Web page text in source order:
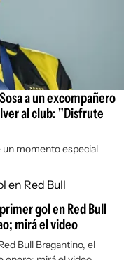
a un excompañero
al club: "Disfrute
un momento especial
gol en Red Bull
mirá el video
Bull Bragantino, el